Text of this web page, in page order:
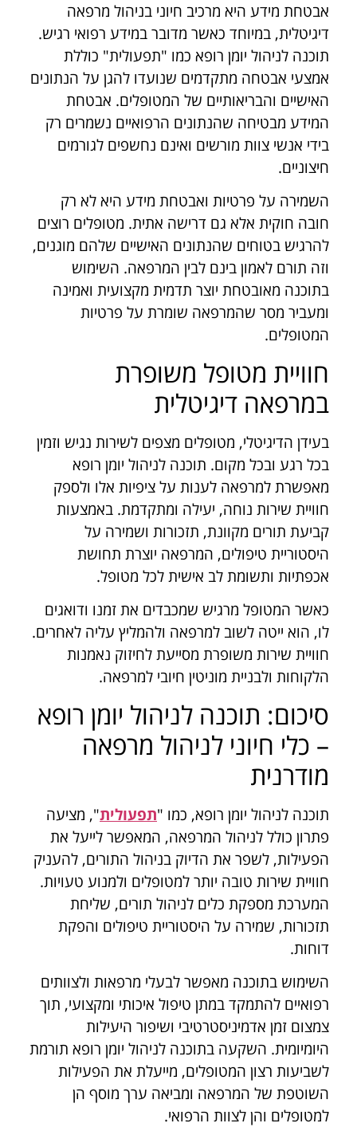
אבטחת מידע היא מרכיב חיוני בניהול מרפאה
דיגיטלית, במיוחד כאשר מדובר במידע רפואי רגיש.
תוכנה לניהול יומן רופא כמו "תפעולית" כוללת
אמצעי אבטחה מתקדמים שנועדו להגן על הנתונים
האישיים והבריאותיים של המטופלים. אבטחת
המידע מבטיחה שהנתונים הרפואיים נשמרים רק
בידי אנשי צוות מורשים ואינם נחשפים לגורמים
חיצוניים.
השמירה על פרטיות ואבטחת מידע היא לא רק
חובה חוקית אלא גם דרישה אתית. מטופלים רוצים
להרגיש בטוחים שהנתונים האישיים שלהם מוגנים,
וזה תורם לאמון בינם לבין המרפאה. השימוש
בתוכנה מאובטחת יוצר תדמית מקצועית ואמינה
ומעביר מסר שהמרפאה שומרת על פרטיות
המטופלים.
חוויית מטופל משופרת
במרפאה דיגיטלית
בעידן הדיגיטלי, מטופלים מצפים לשירות נגיש וזמין
בכל רגע ובכל מקום. תוכנה לניהול יומן רופא
מאפשרת למרפאה לענות על ציפיות אלו ולספק
חוויית שירות נוחה, יעילה ומתקדמת. באמצעות
קביעת תורים מקוונת, תזכורות ושמירה על
היסטוריית טיפולים, המרפאה יוצרת תחושת
אכפתיות ותשומת לב אישית לכל מטופל.
כאשר המטופל מרגיש שמכבדים את זמנו ודואגים
לו, הוא ייטה לשוב למרפאה ולהמליץ עליה לאחרים.
חוויית שירות משופרת מסייעת לחיזוק נאמנות
הלקוחות ולבניית מוניטין חיובי למרפאה.
סיכום: תוכנה לניהול יומן רופא
– כלי חיוני לניהול מרפאה
מודרנית
תוכנה לניהול יומן רופא, כמו "תפעולית", מציעה
פתרון כולל לניהול המרפאה, המאפשר לייעל את
הפעילות, לשפר את הדיוק בניהול התורים, להעניק
חוויית שירות טובה יותר למטופלים ולמנוע טעויות.
המערכת מספקת כלים לניהול תורים, שליחת
תזכורות, שמירה על היסטוריית טיפולים והפקת
דוחות.
השימוש בתוכנה מאפשר לבעלי מרפאות ולצוותים
רפואיים להתמקד במתן טיפול איכותי ומקצועי, תוך
צמצום זמן אדמיניסטרטיבי ושיפור היעילות
היומיומית. השקעה בתוכנה לניהול יומן רופא תורמת
לשביעות רצון המטופלים, מייעלת את הפעילות
השוטפת של המרפאה ומביאה ערך מוסף הן
למטופלים והן לצוות הרפואי.